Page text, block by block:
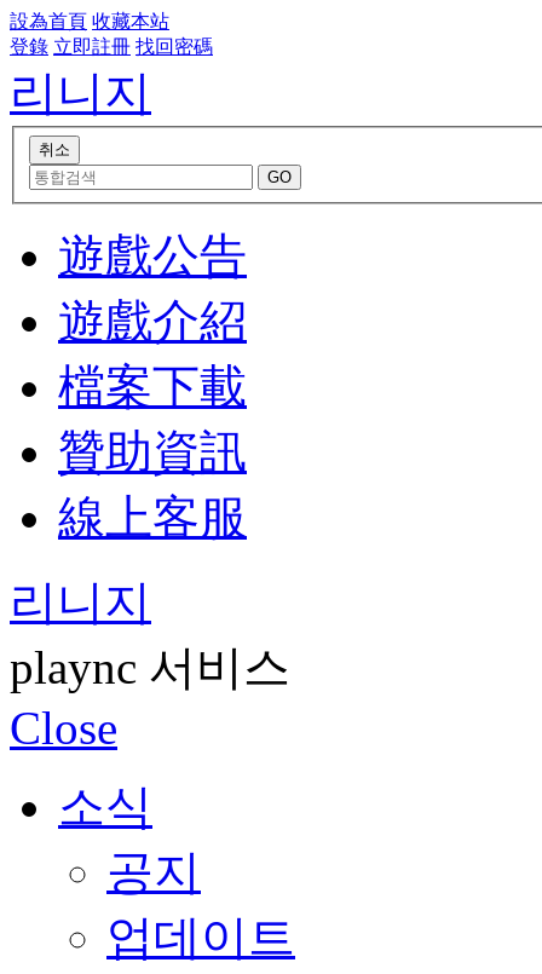
設為首頁 收藏本站
登錄 立即註冊 找回密碼
리니지
遊戲公告
遊戲介紹
檔案下載
贊助資訊
線上客服
리니지
plaync 서비스
Close
소식
공지
업데이트